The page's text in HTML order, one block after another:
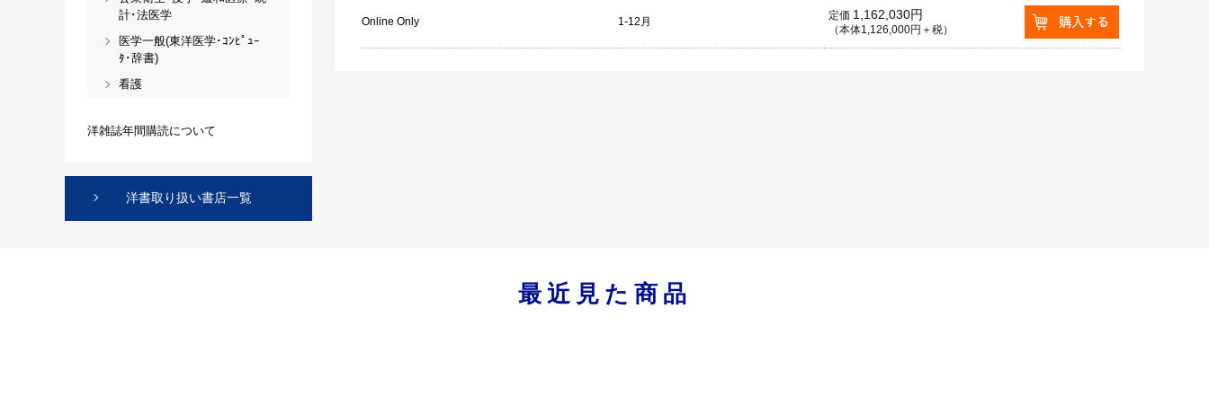
Online Only 1-12月 定価 1,162,030円
（本体1,126,000円＋税）
計･法医学
医学一般(東洋医学･ｺﾝﾋﾟｭｰ
ﾀ･辞書)
看護
洋雑誌年間購読について
洋書取り扱い書店一覧
最近見た商品